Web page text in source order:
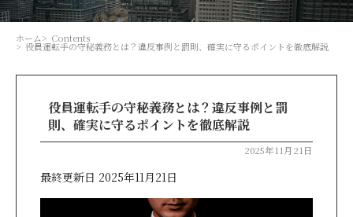
ホーム Contents
役員運転手の守秘義務とは？違反事例と罰則、確実に守るポイントを徹底解説
役員運転手の守秘義務とは？違反事例と罰
則、確実に守るポイントを徹底解説
2025年11月21日
最終更新日 2025年11月21日